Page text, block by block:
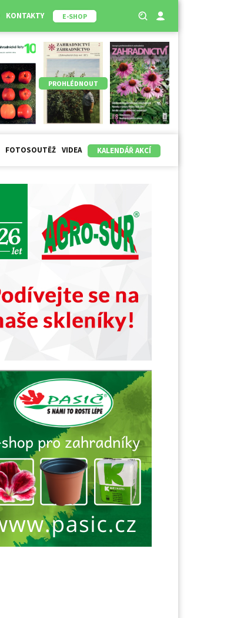
KONTAKTY E-SHOP
PROHLÉDNOUT
FOTOSOUTĚŽ VIDEA KALENDÁŘ AKCÍ